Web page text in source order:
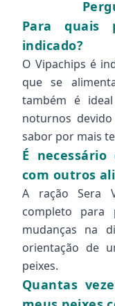
Para quais
indicado?
O Vipachips é
que se
também é
noturnos
sabor por mais
É
com outros
A ração Sera
completo para
mudanças na
orientação de
peixes.
Quantas